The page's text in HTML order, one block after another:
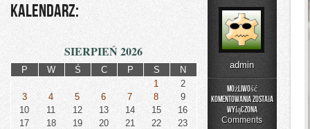
admin
Możliwość
komentowania
Historia
Przemysłu
została
wyłączona
Comments
Kalendarz:
SIERPIEŃ 2026
P W Ś C P S
N
1
2
3
4 5 6 7 8
9
10
11 12 13 14 15
16
17
18 19 20 21 22
23